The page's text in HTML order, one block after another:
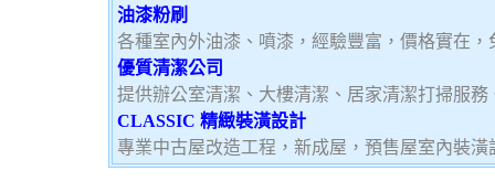
油漆粉刷
各種室內外油漆、噴漆，經驗豐富，價格實在
優質清潔公司
提供辦公室清潔、大樓清潔、居家清潔打掃服
CLASSIC 精緻裝潢設計
專業中古屋改造工程，新成屋，預售屋室內裝